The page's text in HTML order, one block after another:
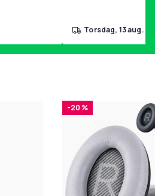
torsdag, 13 aug.
-20 %